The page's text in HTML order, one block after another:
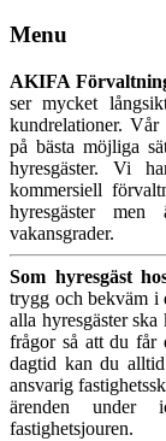
Menu
AKIFA
ser mycket
kundrelationer.
på bästa möjliga
hyresgäster. Vi
kommersiell
hyresgäster
vakansgrader.
Som hyresgäst
trygg och bekväm i
alla hyresgäster
frågor så att du får
dagtid kan du
ansvarig
ärenden under
fastighetsjouren.